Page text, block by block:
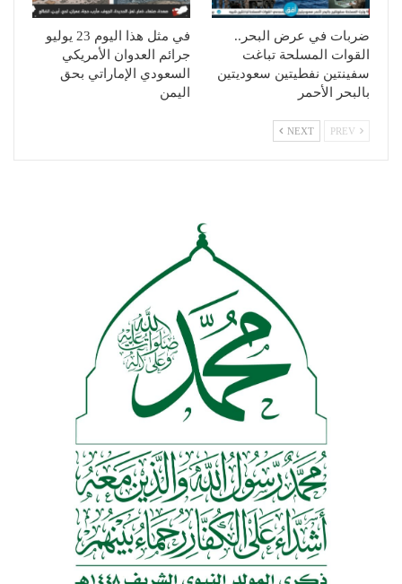
ضربات في عرض البحر..
القوات المسلحة تباغت
سفينتين نفطيتين سعوديتين
بالبحر الأحمر
في مثل هذا اليوم 23 يوليو
جرائم العدوان الأمريكي
السعودي الإماراتي بحق
اليمن
NEXT